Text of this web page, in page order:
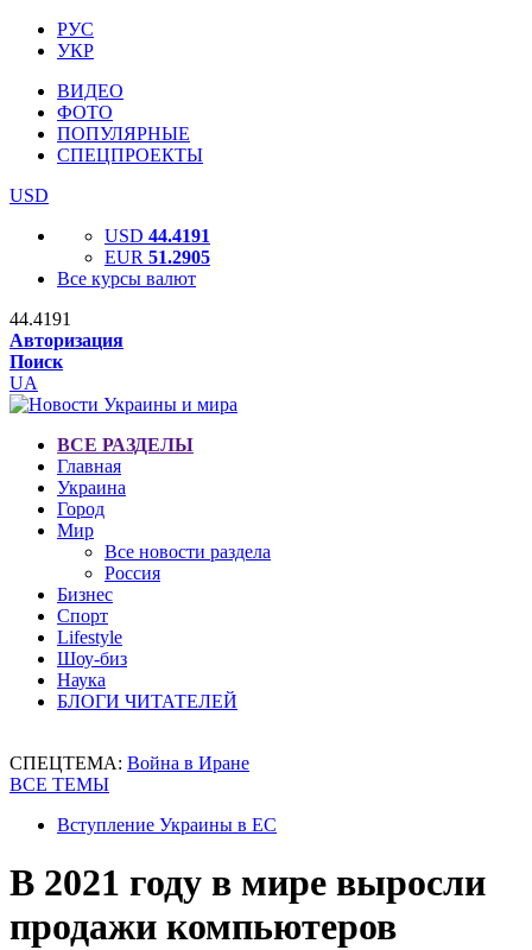
РУС
УКР
ВИДЕО
ФОТО
ПОПУЛЯРНЫЕ
СПЕЦПРОЕКТЫ
USD
USD 44.4191
EUR 51.2905
Все курсы валют
44.4191
Авторизация
Поиск
UA
ВСЕ РАЗДЕЛЫ
Главная
Украина
Город
Мир
Все новости раздела
Россия
Бизнес
Спорт
Lifestyle
Шоу-биз
Наука
БЛОГИ ЧИТАТЕЛЕЙ
СПЕЦТЕМА: Война в Иране
ВСЕ ТЕМЫ
Вступление Украины в ЕС
В 2021 году в мире выросли
продажи компьютеров